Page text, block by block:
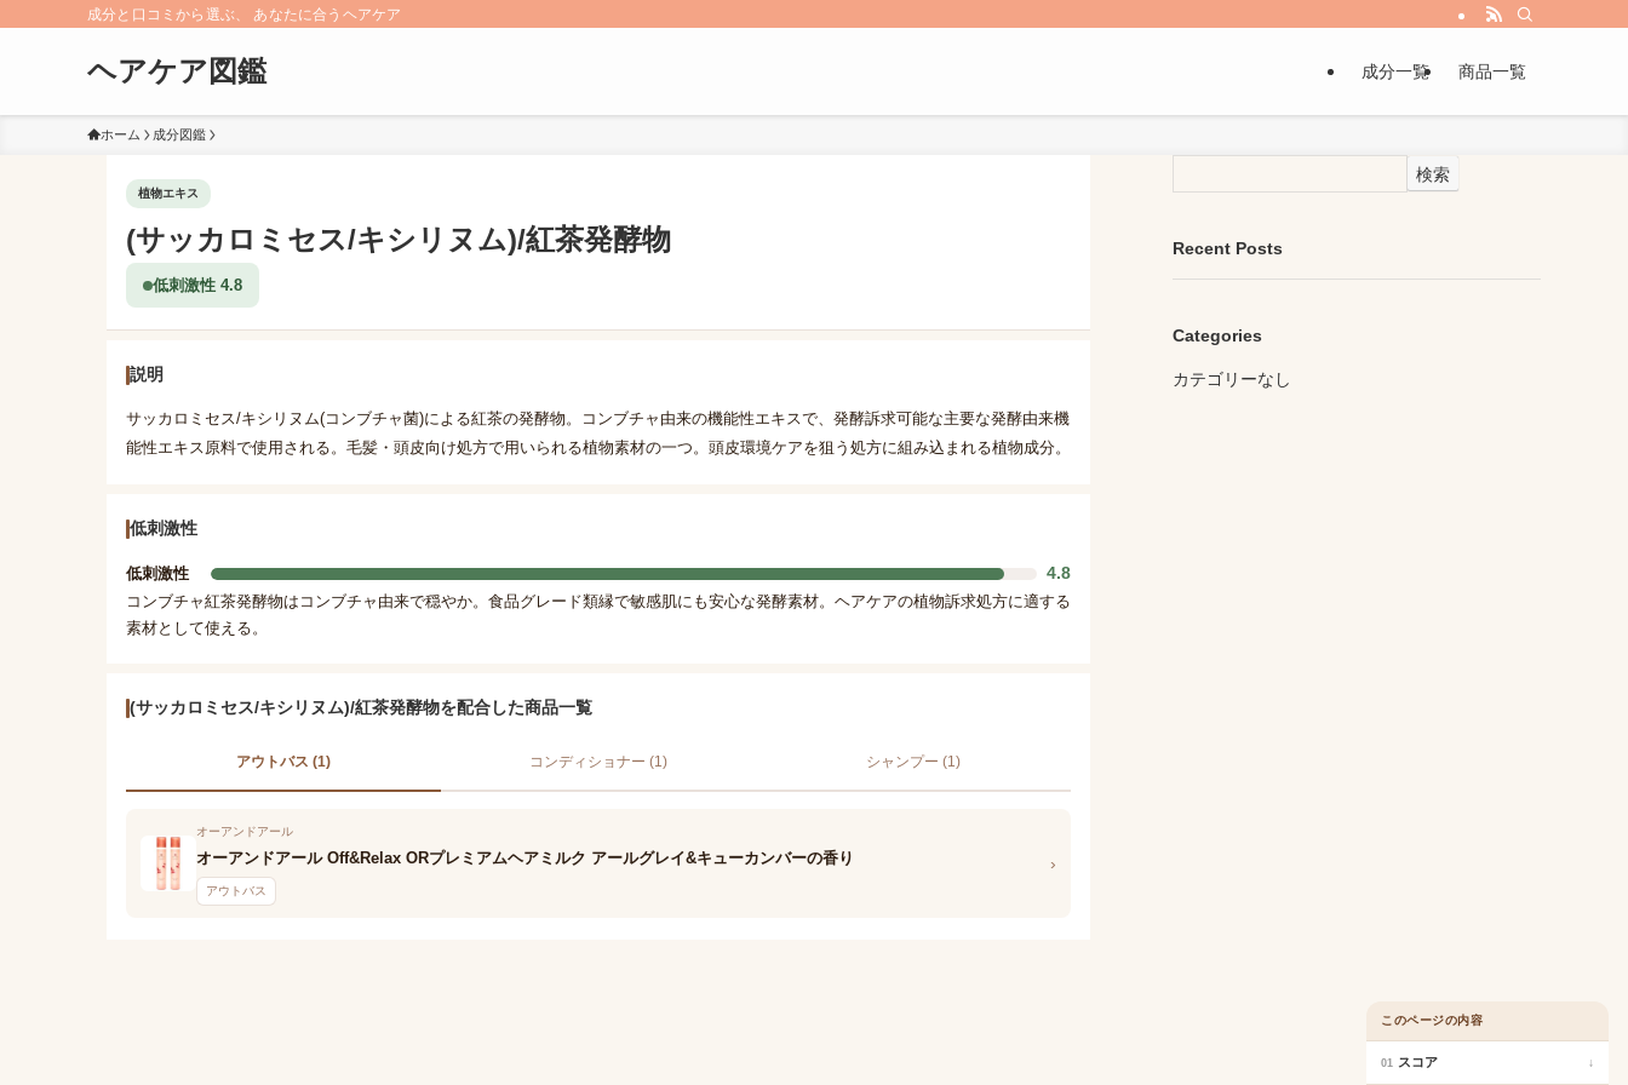
成分と口コミから選ぶ、 あなたに合うヘアケア
ヘアケア図鑑 成分一覧 商品一覧
ホーム 成分図鑑
植物エキス
(サッカロミセス/キシリヌム)/紅茶発酵物
低刺激性 4.8
説明
サッカロミセス/キシリヌム(コンブチャ菌)による紅茶の発酵物。コンブチャ由来の機能性エキスで、発酵訴求可能な主要な発酵由来機
能性エキス原料で使用される。毛髪・頭皮向け処方で用いられる植物素材の一つ。頭皮環境ケアを狙う処方に組み込まれる植物成分。
低刺激性
低刺激性 4.8
コンブチャ紅茶発酵物はコンブチャ由来で穏やか。食品グレード類縁で敏感肌にも安心な発酵素材。ヘアケアの植物訴求処方に適する
素材として使える。
(サッカロミセス/キシリヌム)/紅茶発酵物を配合した商品一覧
アウトバス (1) コンディショナー (1) シャンプー (1)
オーアンドアール
オーアンドアール Off&Relax ORプレミアムヘアミルク アールグレイ&キューカンバーの香り
アウトバス
›
検索
Recent Posts
Categories
カテゴリーなし
このページの内容
01 スコア ↓